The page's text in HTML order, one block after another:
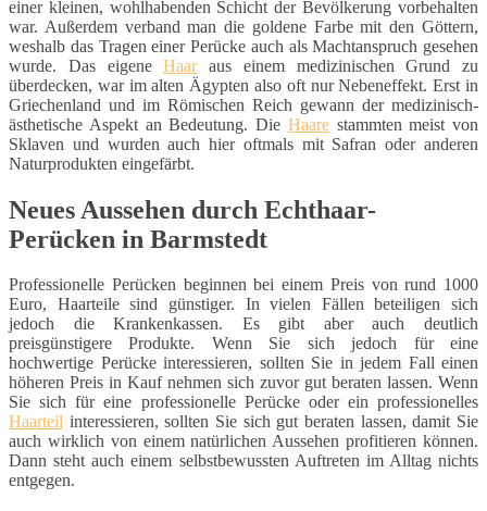
einer kleinen, wohlhabenden Schicht der Bevölkerung vorbehalten
war. Außerdem verband man die goldene Farbe mit den Göttern,
weshalb das Tragen einer Perücke auch als Machtanspruch gesehen
wurde. Das eigeneHaaraus einem medizinischen Grund zu
überdecken, war im alten Ägypten also oft nur Nebeneffekt. Erst in
Griechenland und im Römischen Reich gewann der medizinisch-
ästhetische Aspekt an Bedeutung. Die Haarestammten meist von
Sklaven und wurden auch hier oftmals mit Safran oder anderen
Naturprodukten eingefärbt.
Neues Aussehen durch Echthaar-
Perücken in Barmstedt
Professionelle Perücken beginnen bei einem Preis von rund 1000
Euro, Haarteile sind günstiger. In vielen Fällen beteiligen sich
jedoch die Krankenkassen. Es gibt aber auch deutlich
preisgünstigere Produkte. Wenn Sie sich jedoch für eine
hochwertige Perücke interessieren, sollten Sie in jedem Fall einen
höheren Preis in Kauf nehmen sich zuvor gut beraten lassen. Wenn
Sie sich für eine professionelle Perücke oder ein professionelles
Haarteil interessieren, sollten Sie sich gut beraten lassen, damit Sie
auch wirklich von einem natürlichen Aussehen profitieren können.
Dann steht auch einem selbstbewussten Auftreten im Alltag nichts
entgegen.